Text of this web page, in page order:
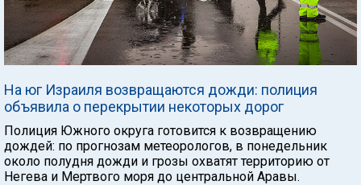
На юг Израиля возвращаются дожди: полиция
объявила о перекрытии некоторых дорог
Полиция Южного округа готовится к возвращению
дождей: по прогнозам метеорологов, в понедельник
около полудня дожди и грозы охватят территорию от
Негева и Мертвого моря до центральной Аравы.